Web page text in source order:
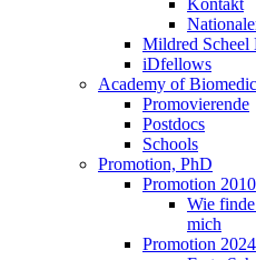
Kontakt
Mildred Scheel
iDfellows
Academy of
Promovierende
Postdocs
Schools
Promotion, PhD
Promotion 2010
Wie
mich
Promotion 2024